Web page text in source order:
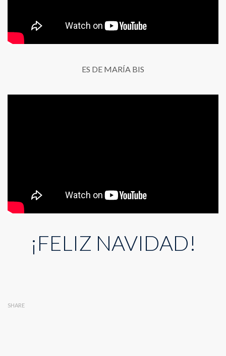
ES DE MARÍA BIS
¡FELIZ NAVIDAD!
SHARE